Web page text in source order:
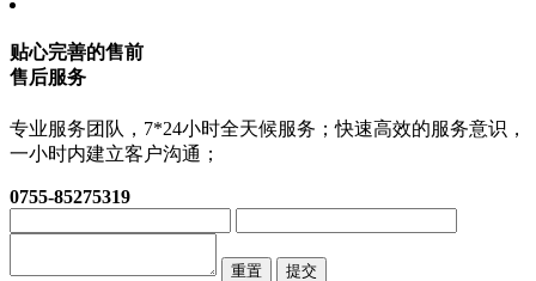
贴心完善的售前
售后服务
专业服务团队，7*24小时全天候服务；快速高效的服务意识，
一小时内建立客户沟通；
0755-85275319
重置 提交